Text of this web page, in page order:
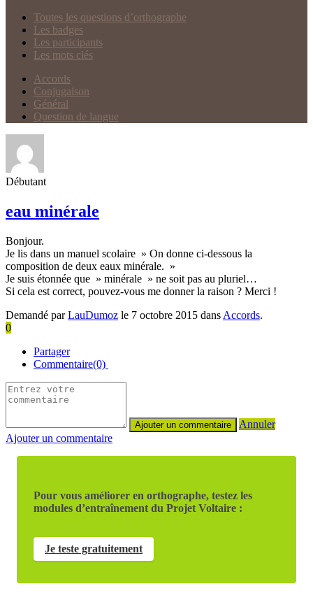
Toutes les questions d’orthographe
Les badges
Les participants
Les mots clés
Accords
Conjugaison
Général
Question de langue
Débutant
eau minérale
Bonjour.
Je lis dans un manuel scolaire » On donne ci-dessous la
composition de deux eaux minérale. »
Je suis étonnée que » minérale » ne soit pas au pluriel…
Si cela est correct, pouvez-vous me donner la raison ? Merci !
Demandé parLauDumoz le 7 octobre 2015 dans Accords.
0
Partager
Commentaire(0)
Annuler
Ajouter un commentaire
Pour vous améliorer en orthographe, testez les
modules d’entraînement du Projet Voltaire :
Je teste gratuitement